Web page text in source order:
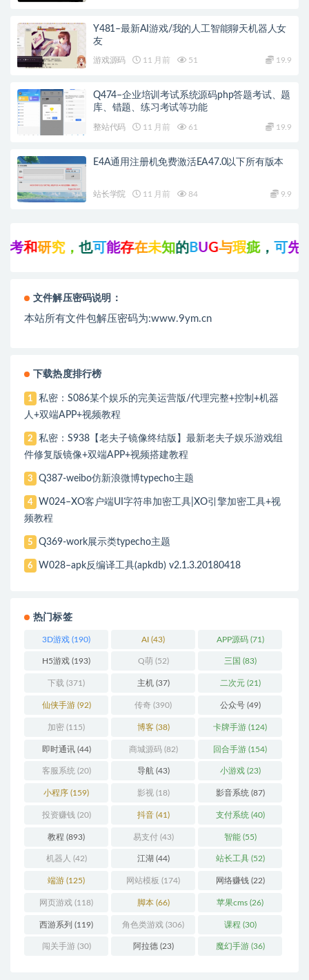
Y481–最新AI游戏/我的人工智能聊天机器人女
友
游戏源码 11 月前 51 19.9
Q474–企业培训考试系统源码php答题考试、题
库、错题、练习考试等功能
整站代码 11 月前 61 19.9
E4A通用注册机免费激活EA47.0以下所有版本
站长学院 11 月前 84 9.9
研究，也可 能存 在未知的BUG与瑕疵，可先 联 系
文件解压密码说明：
本站所有文件包解压密码为:www.9ym.cn
下载热度排行榜
1
私密：S086某个娱乐的完美运营版/代理完整+控制+机器
人+双端APP+视频教程
2
私密：S938【老夫子镜像终结版】最新老夫子娱乐游戏组
件修复版镜像+双端APP+视频搭建教程
3 Q387-weibo仿新浪微博typecho主题
4
W024–XO客户端UI字符串加密工具|XO引擎加密工具+视
频教程
5 Q369-work展示类typecho主题
6 W028–apk反编译工具(apkdb) v2.1.3.20180418
热门标签
3D游戏 (190) AI (43) APP源码(71)
H5游戏 (193) Q萌 (52) 三国 (83)
下载 (371) 主机(37) 二次元(21)
仙侠手游(92) 传奇 (390) 公众号(49)
加密 (115) 博客(38) 卡牌手游 (124)
即时通讯(44) 商城源码(82) 回合手游 (154)
客服系统 (20) 导航(43) 小游戏(23)
小程序 (159) 影视(18) 影音系统 (87)
投资赚钱 (20) 抖音(41) 支付系统 (40)
教程 (893) 易支付(43) 智能(55)
机器人 (42) 江湖 (44) 站长工具(52)
端游 (125) 网站模板 (174) 网络赚钱(22)
网页游戏 (118) 脚本(66) 苹果cms (26)
西游系列 (119) 角色类游戏 (306) 课程 (30)
闯关手游(30) 阿拉德(23) 魔幻手游(36)